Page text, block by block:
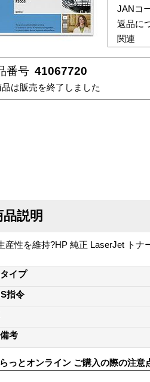
JANコ
返品に
関連
番号 41067720
は販売を終了しました
品説明
産性を維持?HP 純正 LaserJet ト
イプ
指令
考
っとオンライン ご購入の際の注意